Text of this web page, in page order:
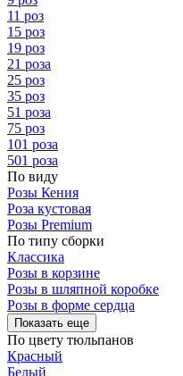
11 роз
15 роз
19 роз
21 роза
25 роз
35 роз
51 роза
75 роз
101 роза
501 роза
По виду
Розы Кения
Роза кустовая
Розы Premium
По типу сборки
Классика
Розы в корзине
Розы в шляпной коробке
Розы в форме сердца
Показать еще
По цвету тюльпанов
Красный
Белый